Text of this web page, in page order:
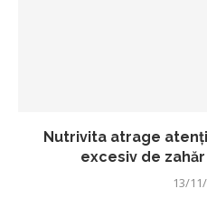
Nutrivita atrage
excesiv de
13/